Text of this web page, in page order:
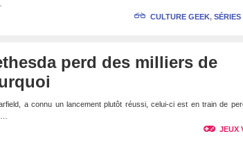
CULTURE GEEK, SÉRIES
perd des milliers de
a connu un lancement plutôt réussi, celui-ci est en train de
JEUX